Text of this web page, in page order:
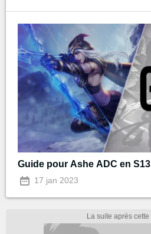
Guide pour Ashe ADC en S13
17 jan 2023